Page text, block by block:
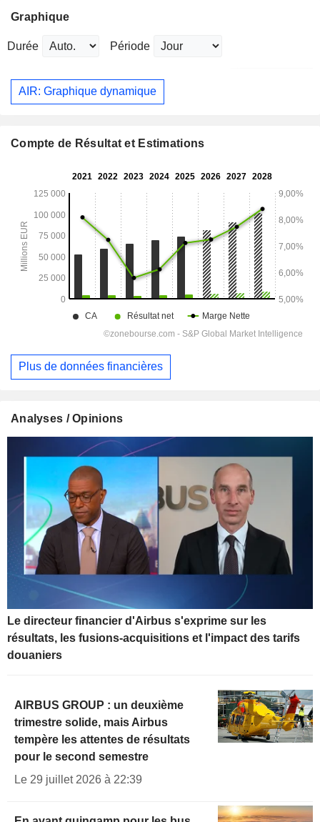
Graphique
Durée Période
AIR: Graphique dynamique
Compte de Résultat et Estimations
Plus de données financières
Analyses / Opinions
Le directeur financier d'Airbus s'exprime sur les
résultats, les fusions-acquisitions et l'impact des tarifs
douaniers
AIRBUS GROUP : un deuxième
trimestre solide, mais Airbus
tempère les attentes de résultats
pour le second semestre
Le 29 juillet 2026 à 22:39